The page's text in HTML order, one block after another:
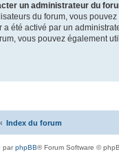
un administrateur du
du forum, vous
a été activé par un
vous pouvez également
Index du forum
parphpBB® Forum Software ©